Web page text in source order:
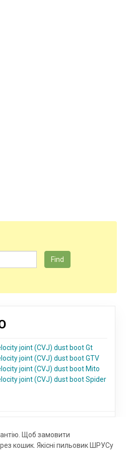
Find
joint (CVJ) dust boot Gt
joint (CVJ) dust boot GTV
joint (CVJ) dust boot Mito
joint (CVJ) dust boot Spider
Щоб замовити
кошик. Якісні пильовик ШРУСу